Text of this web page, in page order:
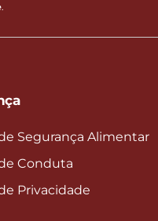
.
Segurança Alimentar
Conduta
Privacidade